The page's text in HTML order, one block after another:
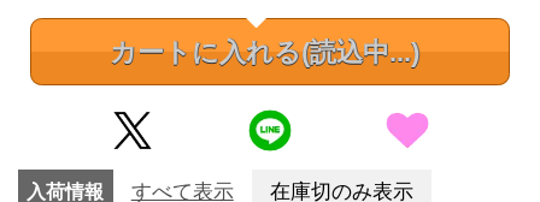
カートに入れる(読込中...)
入荷情報 すべて表示 在庫切のみ表示